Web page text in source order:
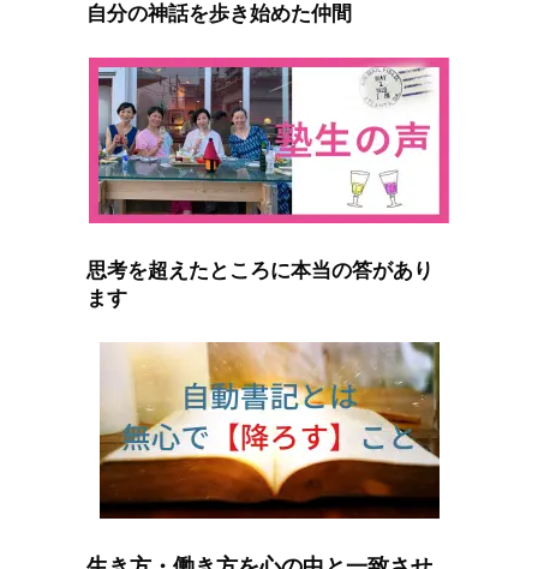
自分の神話を歩き始めた仲間
思考を超えたところに本当の答があり
ます